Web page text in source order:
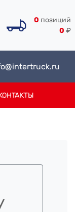
0 позиций
0 ₽